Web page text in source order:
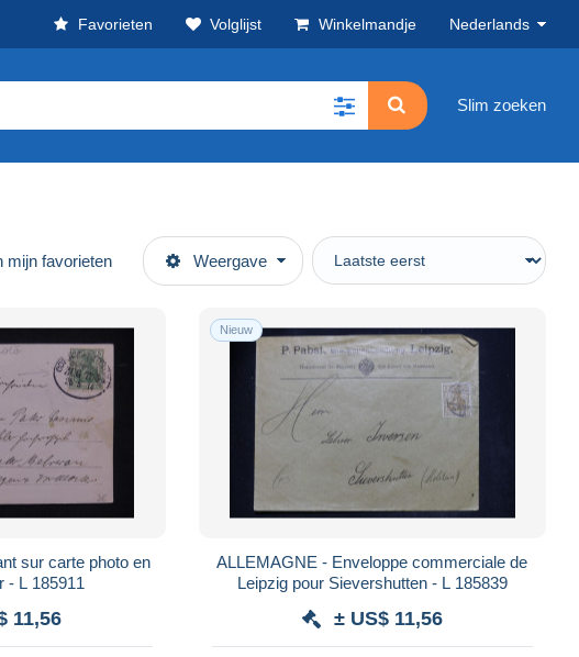
Favorieten Volglijst Winkelmandje Nederlands
Slim zoeken
mijn favorieten Weergave
sur carte photo en
- L 185911
11,56
Nieuw
ALLEMAGNE - Enveloppe commerciale de
Leipzig pour Sievershutten - L 185839
± US$ 11,56